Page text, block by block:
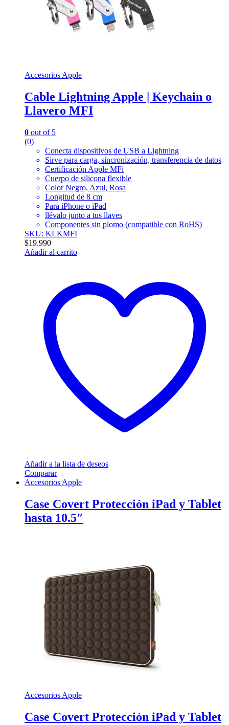
Accesorios Apple
Cable Lightning Apple | Keychain o
Llavero MFI
0 out of 5
(0)
Conecta dispositivos de USB a Lightning
Sirve para carga, sincronización, transferencia de datos
Certificación Apple MFi
Cuerpo de silicona flexible
Color Negro, Azul, Rosa
Longitud de 8 cm
Para iPhone o iPad
llévalo junto a tus llaves
Componentes sin plomo (compatible con RoHS)
SKU: KLKMFI
$19.990
Añadir al carrito
Añadir a la lista de deseos
Comparar
Accesorios Apple
Case Covert Protección iPad y Tablet
hasta 10.5″
Accesorios Apple
Case Covert Protección iPad y Tablet